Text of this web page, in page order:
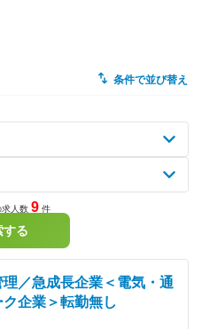
く)
サイトマップ
条件で並び替え
求人数 9件
する
理／急成長企業＜電気・通
企業＞転勤無し